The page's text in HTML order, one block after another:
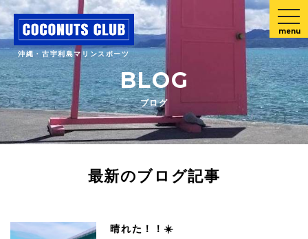
沖縄・古宇利島マリンスポーツ
menu
BLOG
ブログ
最新のブログ記事
晴れた！！☀️